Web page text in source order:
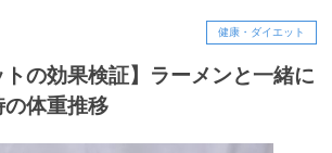
健康・ダイエット
トの効果検証】ラーメンと一緒に
体重推移